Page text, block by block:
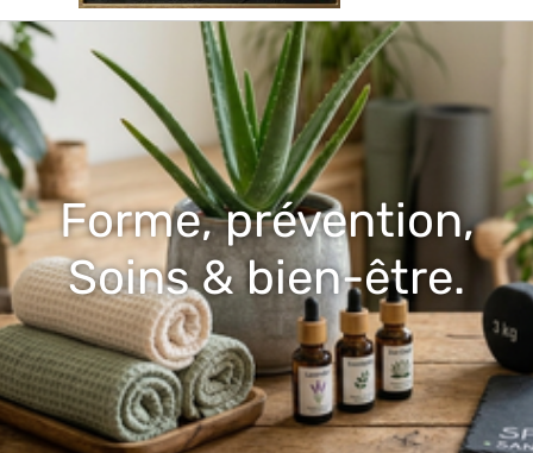
Forme, prévention,
Soins & bien-être.